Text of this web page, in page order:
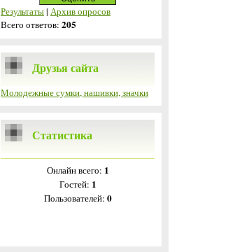
Результаты| Архив опросов
Всего ответов: 205
Друзья сайта
Молодежные сумки, нашивки, значки
Статистика
Онлайн всего: 1
Гостей: 1
Пользователей: 0